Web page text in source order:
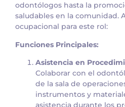
odontólogos hasta la
saludables en la comunidad.
ocupacional para este rol:
Funciones Principales:
Asistencia en
Colaborar con el
de la sala de
instrumentos y
asistencia durante los